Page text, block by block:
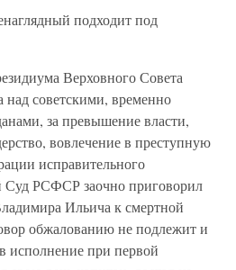
подходит под
Верховного Совета
над советскими, временно
за превышение власти,
вовлечение в преступную
исправительного
Суд РСФСР заочно приговорил
Ильича к смертной
обжалованию не подлежит и
исполнение при первой